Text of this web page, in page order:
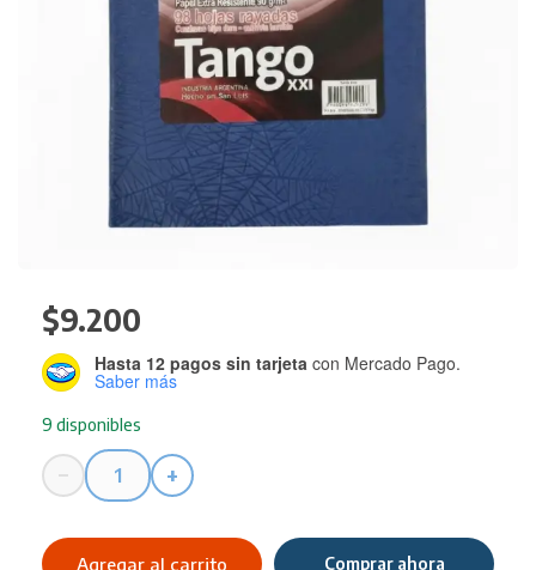
$9.200
9 disponibles
Hasta 12 pagos sin tarjeta con Mercado Pago.
Saber más
−
Cuaderno
19X24
+
Agregar al carrito Comprar ahora